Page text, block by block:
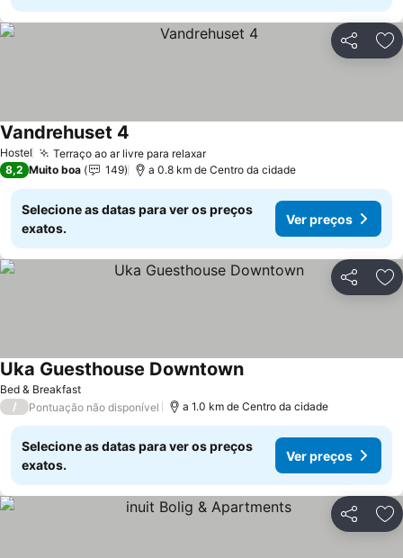
Partilhar
Hostel Terraço ao ar livre para relaxarVer preços
Vandrehuset 4
8,2 Muito boa 149 a 0.8 km de Centro da cidade
Selecione as datas para ver os preços
exatos.
Ver preços
Partilhar
Bed & Breakfast
Uka Guesthouse DowntownVer preços
/ Pontuação não disponível a 1.0 km de Centro da cidade
Selecione as datas para ver os preços
exatos.
Ver preços
Partilhar